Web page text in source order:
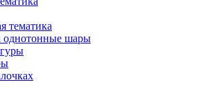
тематика
однотонные шары